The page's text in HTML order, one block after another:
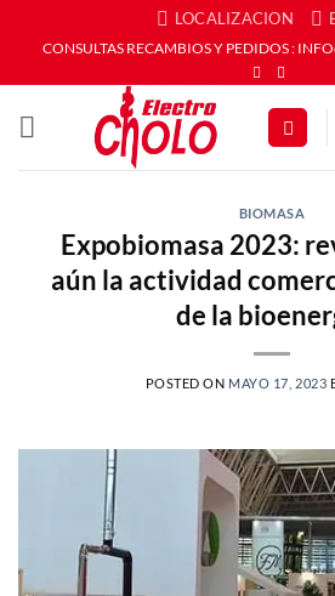
LOCALIZACION
CONSULTAS RECAMBIOS Y PEDIDOS :
BIOMASA
Expobiomasa 2023:
aún la actividad
de la
POSTED ON MAYO 17, 2023